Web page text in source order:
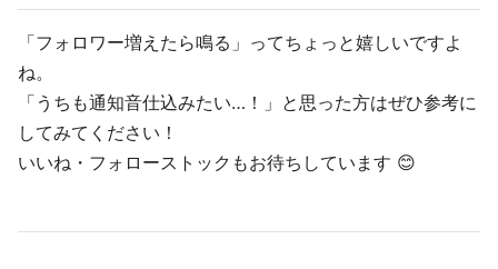
「フォロワー増えたら鳴る」ってちょっと嬉しいですよ
ね。
「うちも通知音仕込みたい…！」と思った方はぜひ参考に
してみてください！
いいね・フォローストックもお待ちしています 😊